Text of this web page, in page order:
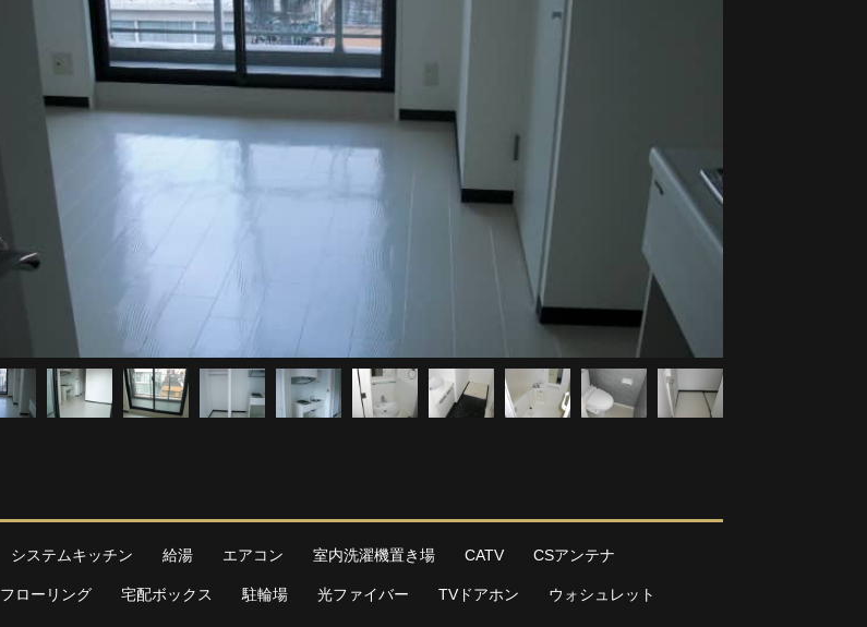
システムキッチン 給湯 エアコン 室内洗濯機置き場 CATV CSアンテナ
フローリング 宅配ボックス 駐輪場 光ファイバー TVドアホン ウォシュレット